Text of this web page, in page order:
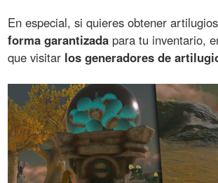
En especial, si quieres obtener
forma garantizada para tu inventario,
que visitar los generadores de